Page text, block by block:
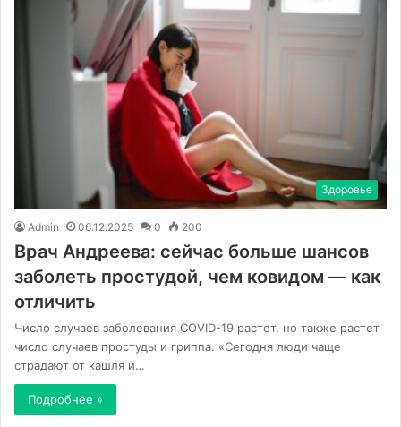
Здоровье
Admin 06.12.2025 0 200
Врач Андреева: сейчас больше шансов
заболеть простудой, чем ковидом — как
отличить
Число случаев заболевания COVID-19 растет, но также растет
число случаев простуды и гриппа. «Сегодня люди чаще
страдают от кашля и…
Подробнее »